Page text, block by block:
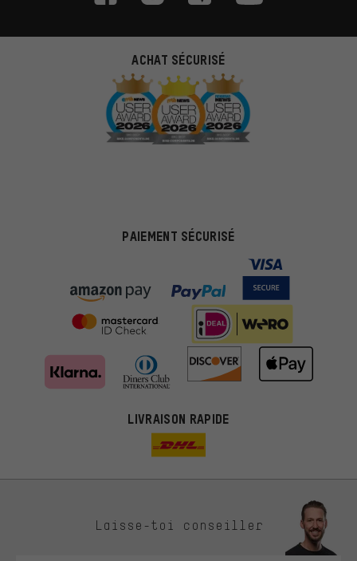
ACHAT SÉCURISÉ
PAIEMENT SÉCURISÉ
LIVRAISON RAPIDE
Laisse-toi conseiller
Des offres plus adaptées
Au lieu de pubs au hasard, nous afficherons des offres plus